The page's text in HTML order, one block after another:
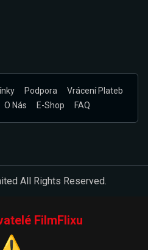
Podpora
Vrácení Plateb
O Nás E-Shop FAQ
All Rights Reserved.
FilmFlixu
⚠️